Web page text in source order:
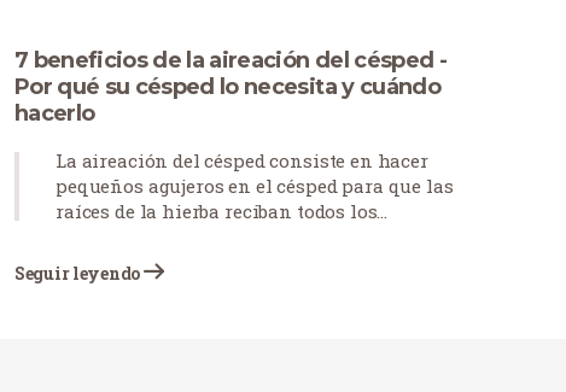
7 beneficios de la aireación del césped -
Por qué su césped lo necesita y cuándo
hacerlo
La aireación del césped consiste en hacer
pequeños agujeros en el césped para que las
raíces de la hierba reciban todos los
crecimiento y desarrollo. Esta práctica, a
menudo descuidada, desempeña un papel
Seguir leyendo